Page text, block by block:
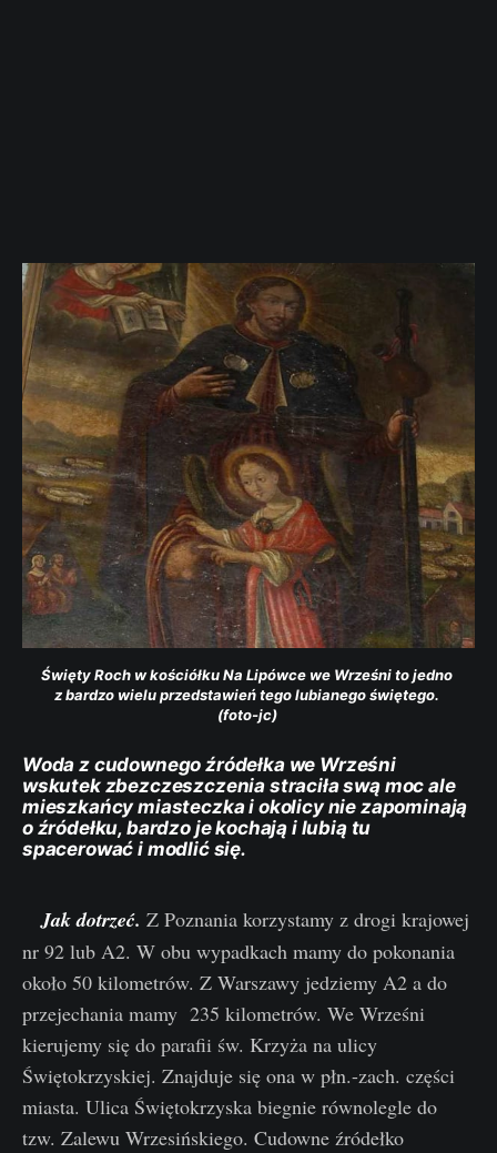
Święty Roch w kościółku Na Lipówce we Wrześni to jedno
z bardzo wielu przedstawień tego lubianego świętego.
(foto-jc)
Woda z cudownego źródełka we Wrześni
wskutek zbezczeszczenia straciła swą moc ale
mieszkańcy miasteczka i okolicy nie zapominają
o źródełku, bardzo je kochają i lubią tu
spacerować i modlić się.
Jak dotrzeć. Z Poznania korzystamy z drogi krajowej
nr 92 lub A2. W obu wypadkach mamy do pokonania
około 50 kilometrów. Z Warszawy jedziemy A2 a do
przejechania mamy 235 kilometrów. We Wrześni
kierujemy się do parafii św. Krzyża na ulicy
Świętokrzyskiej. Znajduje się ona w płn.-zach. części
miasta. Ulica Świętokrzyska biegnie równolegle do
tzw. Zalewu Wrzesińskiego. Cudowne źródełko